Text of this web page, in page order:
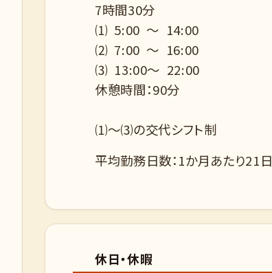
7時間30分
⑴ 5:00 ～ 14:00
⑵ 7:00 ～ 16:00
⑶ 13:00～ 22:00
休憩時間：90分
⑴～⑶の交代シフト制
平均勤務日数：1か月あたり21日
休日・休暇